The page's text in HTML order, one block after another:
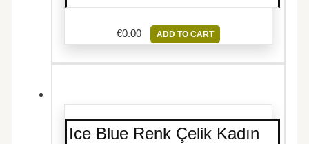
€0.00 ADD TO CART
Ice Blue Renk Çelik Kadın